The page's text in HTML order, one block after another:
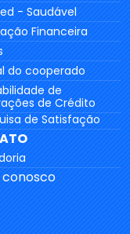
- Saudável
Financeira
do cooperado
de
de Crédito
de Satisfação
conosco